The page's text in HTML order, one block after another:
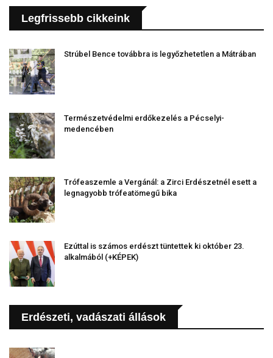
Legfrissebb cikkeink
Strúbel Bence továbbra is legyőzhetetlen a Mátrában
Természetvédelmi erdőkezelés a Pécselyi-
medencében
Trófeaszemle a Vergánál: a Zirci Erdészetnél esett a
legnagyobb trófeatömegű bika
Ezúttal is számos erdészt tüntettek ki október 23.
alkalmából (+KÉPEK)
Erdészeti, vadászati állások